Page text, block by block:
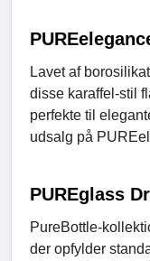
Lavet af
disse karaffel-stil
perfekte til
udsalg på
PUREglass
PureBottle-
der opfylder